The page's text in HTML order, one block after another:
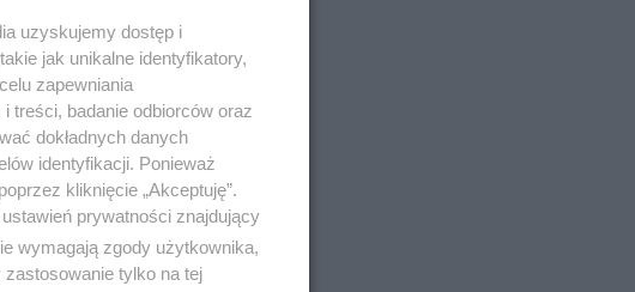
uzyskujemy dostęp i
jak unikalne identyfikatory,
zapewniania
treści, badanie odbiorców oraz
dokładnych danych
identyfikacji. Ponieważ
kliknięcie „Akceptuję”.
prywatności znajdujący
wymagają zgody użytkownika,
tylko na tej